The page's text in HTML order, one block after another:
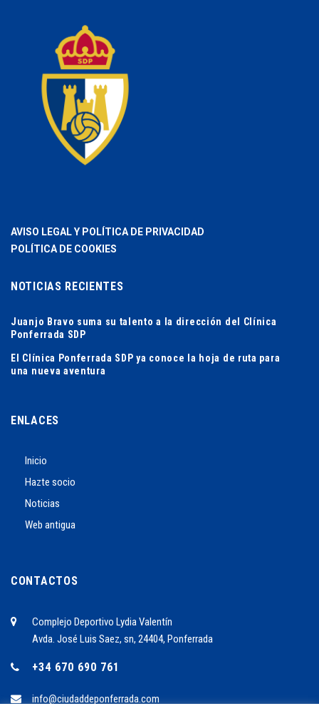
AVISO LEGAL Y POLÍTICA DE PRIVACIDAD
POLÍTICA DE COOKIES
NOTICIAS RECIENTES
Juanjo Bravo suma su talento a la dirección del Clínica
Ponferrada SDP
El Clínica Ponferrada SDP ya conoce la hoja de ruta para
una nueva aventura
ENLACES
Inicio
Hazte socio
Noticias
Web antigua
CONTACTOS
Complejo Deportivo Lydia Valentín
Avda. José Luis Saez, sn, 24404, Ponferrada
+34 670 690 761
info@ciudaddeponferrada.com